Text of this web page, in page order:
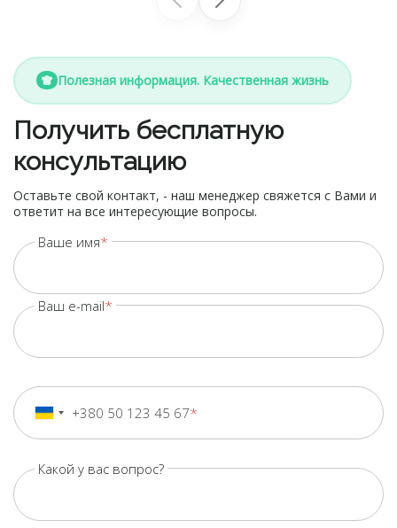
Полезная информация. Качественная жизнь
Получить бесплатную
консультацию
Оставьте свой контакт, - наш менеджер свяжется с Вами и
ответит на все интересующие вопросы.
Ваше имя
Ваш e-mail
Ukraine+380
+380 50 123 45 67
Какой у вас вопрос?